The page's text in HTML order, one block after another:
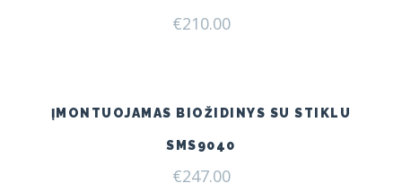
€210.00
ĮMONTUOJAMAS BIOŽIDINYS SU STIKLU
SMS9040
€247.00